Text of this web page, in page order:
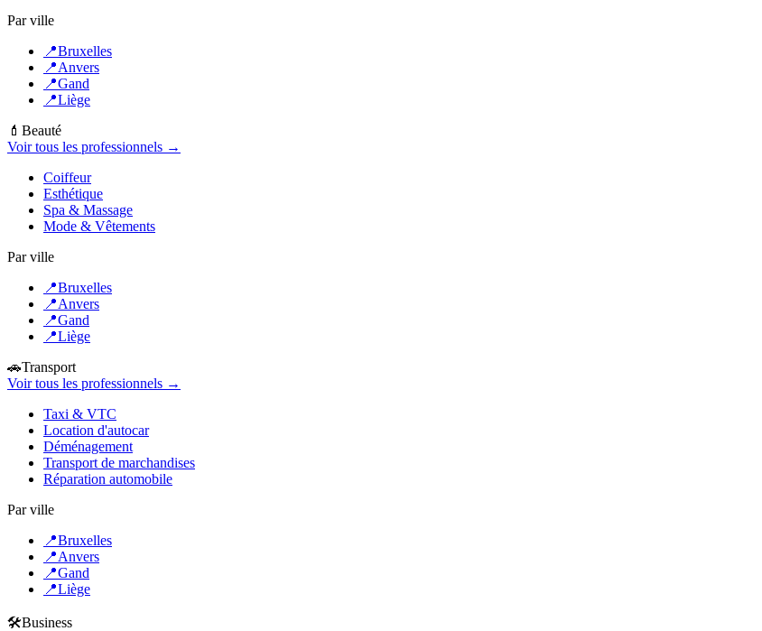
Par ville
📍Bruxelles
📍Anvers
📍Gand
📍Liège
💄 Beauté
Voir tous les professionnels →
Coiffeur
Esthétique
Spa & Massage
Mode & Vêtements
Par ville
📍Bruxelles
📍Anvers
📍Gand
📍Liège
🚗Transport
Voir tous les professionnels →
Taxi & VTC
Location d'autocar
Déménagement
Transport de marchandises
Réparation automobile
Par ville
📍Bruxelles
📍Anvers
📍Gand
📍Liège
🛠️Business